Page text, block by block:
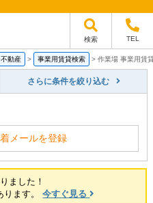
検索 TEL
動産 > 事業用賃貸検索 > 作業場 事業用賃
さらに条件を絞り込む
メールを登録
ました！
ります。今すぐ見る